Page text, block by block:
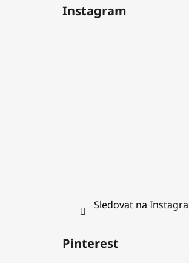
Instagram
Sledovat na
Pinterest